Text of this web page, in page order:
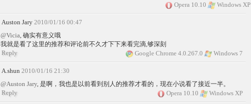
Opera 10.10
Windows XP
Auston Jary 2010/01/16 00:47
@Vicia, 确实有意义哦
我就是看了这里的推荐和评论前不久才下下来看完滴,够深刻
Google Chrome 4.0.267.0
Windows 7
Reply
A.shun 2010/01/16 21:30
@Auston Jary, 是啊，我也是以前看到别人的推荐才看的，现在小说看了接近一半。
Opera 10.10
Windows XP
Reply